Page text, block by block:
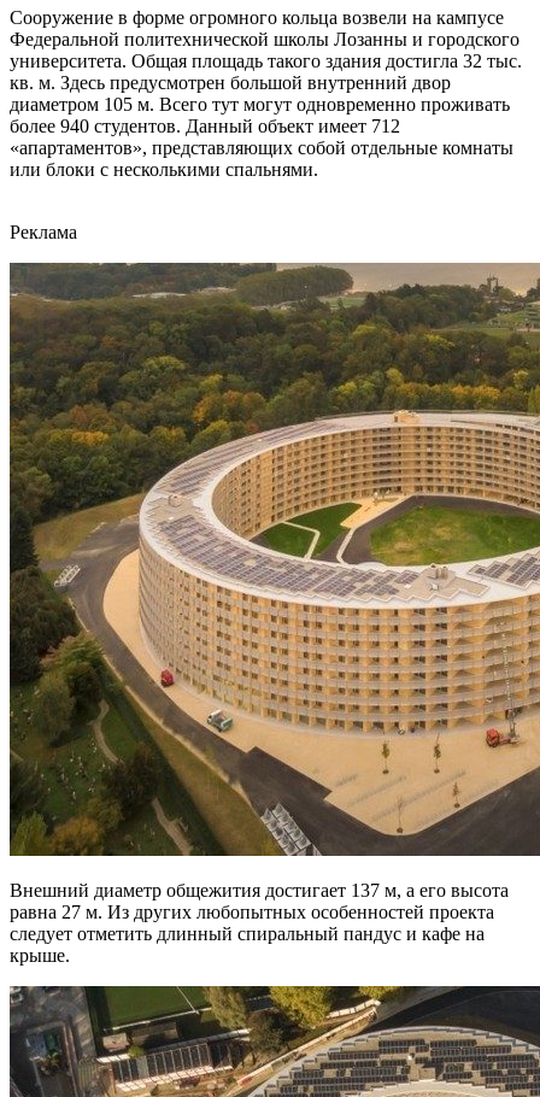
Сооружение в форме огромного кольца возвели на кампусе
Федеральной политехнической школы Лозанны и городского
университета. Общая площадь такого здания достигла 32 тыс.
кв. м. Здесь предусмотрен большой внутренний двор
диаметром 105 м. Всего тут могут одновременно проживать
более 940 студентов. Данный объект имеет 712
«апартаментов», представляющих собой отдельные комнаты
или блоки с несколькими спальнями.
Реклама
Внешний диаметр общежития достигает 137 м, а его высота
равна 27 м. Из других любопытных особенностей проекта
следует отметить длинный спиральный пандус и кафе на
крыше.